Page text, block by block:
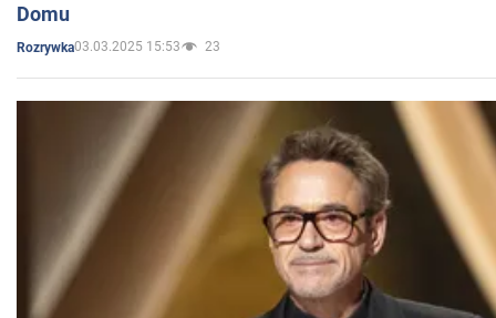
Domu
Rozrywka03.03.2025 15:53 23